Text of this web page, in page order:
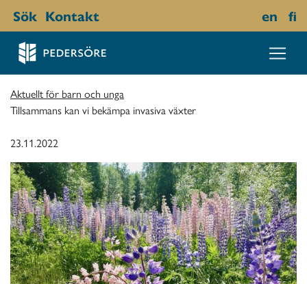
Sök Kontakt en fi
Aktuellt för barn och unga
Tillsammans kan vi bekämpa invasiva växter
23.11.2022